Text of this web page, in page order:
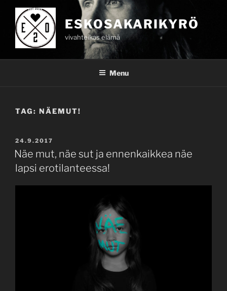
content
ESKOSAKARIKYRÖ
vivahteikas elämä
Menu
TAG: NÄEMUT!
POSTED
ON
24.9.2017
Näe mut, näe sut ja ennenkaikkea näe
lapsi erotilanteessa!